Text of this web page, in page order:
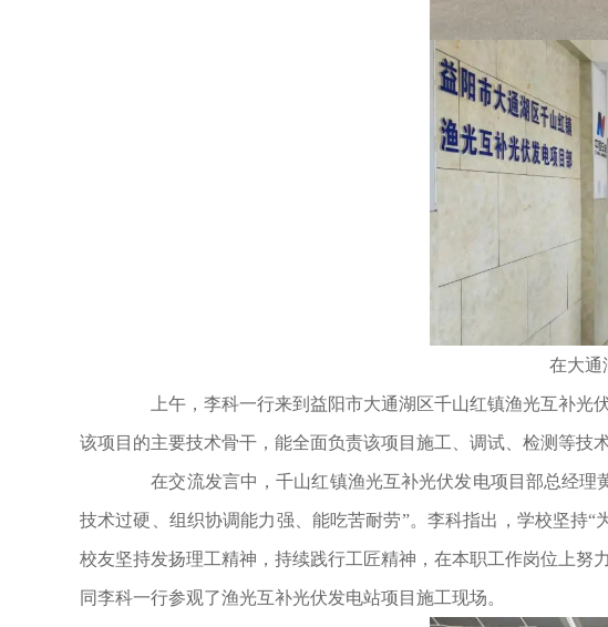
在大通湖
上午，李科一行来到益阳市大通湖区千山红镇渔光互补光伏
该项目的主要技术骨干，能全面负责该项目施工、调试、检测等技
在交流发言中，千山红镇渔光互补光伏发电项目部总经理
技术过硬、组织协调能力强、能吃苦耐劳”。李科指出，学校坚持
校友坚持发扬理工精神，持续践行工匠精神，在本职工作岗位上
同李科一行参观了渔光互补光伏发电站项目施工现场。